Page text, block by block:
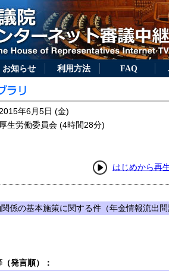
お知らせ 利用方法 FAQ
2015年6月5日 (金)
厚生労働委員会 (4時間28分)
はじめから再
係の基本施策に関する件（年金情報流出
発言順）：